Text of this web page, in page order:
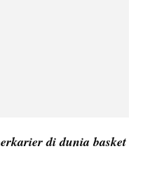
di dunia basket